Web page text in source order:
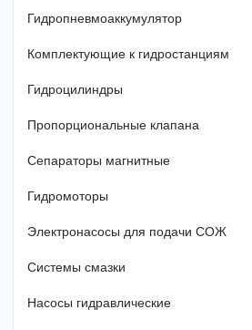
Гидропневмоаккумулятор
Комплектующие к гидростанциям
Гидроцилиндры
Пропорциональные клапана
Сепараторы магнитные
Гидромоторы
Электронасосы для подачи СОЖ
Системы смазки
Насосы гидравлические